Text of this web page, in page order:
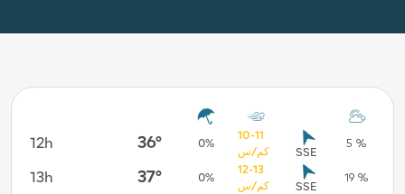
12h 36° 0%
10-11
كم/س
SSE
5 %
13h 37° 0%
12-13
كم/س
SSE
19 %